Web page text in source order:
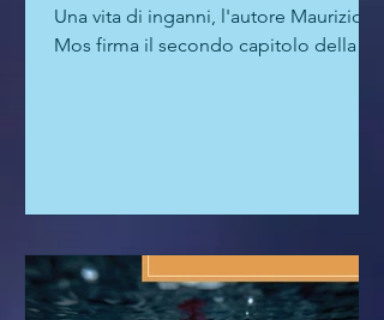
Una vita di inganni, l'autore Maurizio
Mos firma il secondo capitolo della
non succede niente, ma sottotraccia,
loro affari. Non sempre leciti". La
prosa di Mos è molto attenta alle